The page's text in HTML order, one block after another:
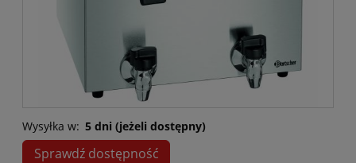
Wysyłka w: 5 dni (jeżeli dostępny)
Sprawdź dostępność